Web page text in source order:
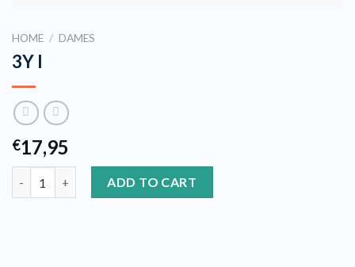
HOME / DAMES
3Y I
€17,95
ADD TO CART